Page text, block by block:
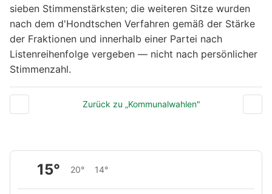
sieben Stimmenstärksten; die weiteren Sitze wurden
nach dem d'Hondtschen Verfahren gemäß der Stärke
der Fraktionen und innerhalb einer Partei nach
Listenreihenfolge vergeben — nicht nach persönlicher
Stimmenzahl.
Zurück zu „Kommunalwahlen"
15° 20° 14°